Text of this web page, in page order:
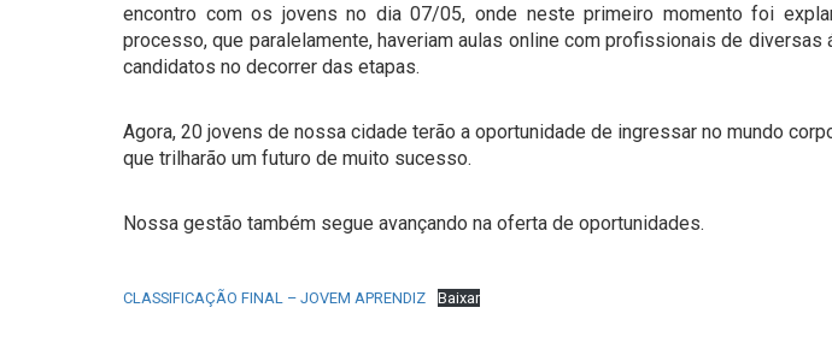
encontro com os jovens no dia 07/05, onde neste primeiro momento foi
processo, que paralelamente, haveriam aulas online com profissionais de diversas
candidatos no decorrer das etapas.
Agora, 20 jovens de nossa cidade terão a oportunidade de ingressar no mundo
que trilharão um futuro de muito sucesso.
Nossa gestão também segue avançando na oferta de oportunidades.
CLASSIFICAÇÃO FINAL – JOVEM APRENDIZ Baixar